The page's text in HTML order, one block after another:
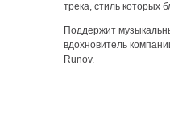
трека, стиль которых
Поддержит
вдохновитель
Runov.